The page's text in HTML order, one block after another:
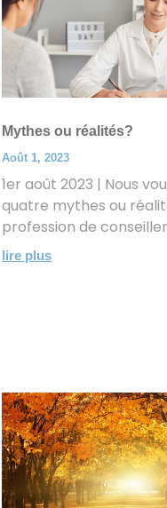
Mythes ou réalités?
Août 1, 2023
1er août 2023 | Nous
quatre mythes ou
profession de
lire plus